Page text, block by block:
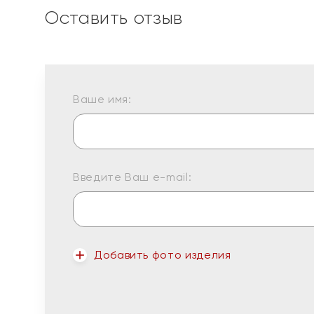
Оставить отзыв
Ваше имя:
Введите Ваш e-mail:
Добавить фото изделия